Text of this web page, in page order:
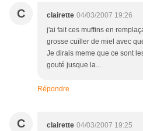
C clairette 04/03/2007 19:26
j'ai fait ces muffins en
grosse cuiller de miel avec
Je dirais meme que ce sont
gouté jusque la...
Répondre
C clairette 04/03/2007 19:25